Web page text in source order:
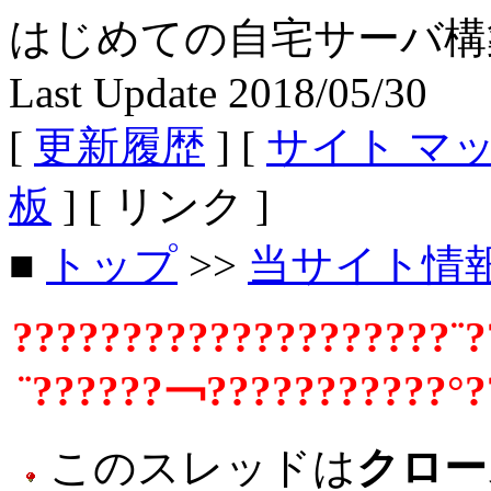
はじめての自宅サーバ構
Last Update 2018/05/30
[ 更新履歴 ] [ サイト マ
板 ] [ リンク ]
■
トップ >> 当サイト情
¨??????￢
このスレッドはクロ